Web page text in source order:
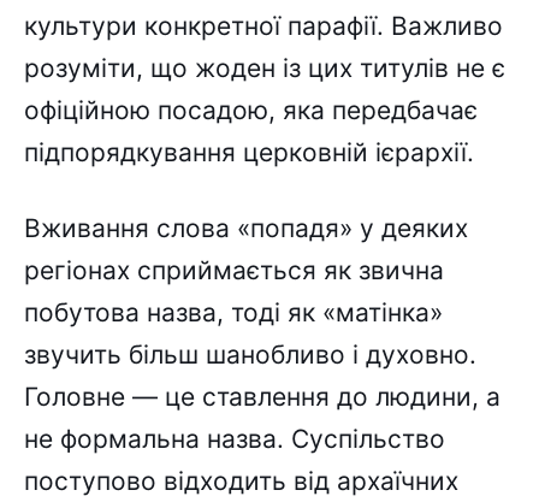
культури конкретної парафії. Важливо
розуміти, що жоден із цих титулів не є
офіційною посадою, яка передбачає
підпорядкування церковній ієрархії.
Вживання слова «попадя» у деяких
регіонах сприймається як звична
побутова назва, тоді як «матінка»
звучить більш шанобливо і духовно.
Головне — це ставлення до людини, а
не формальна назва. Суспільство
поступово відходить від архаїчних